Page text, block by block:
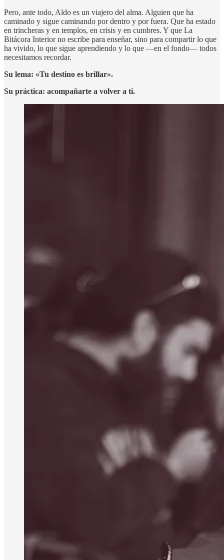
Pero, ante todo, Aldo es un viajero del alma. Alguien que ha
caminado y sigue caminando por dentro y por fuera. Que ha estado
en trincheras y en templos, en crisis y en cumbres. Y que La
Bitácora Interior no escribe para enseñar, sino para compartir lo que
ha vivido, lo que sigue aprendiendo y lo que —en el fondo— todos
necesitamos recordar.
Su lema: «Tu destino es brillar».
Su práctica: acompañarte a volver a ti.